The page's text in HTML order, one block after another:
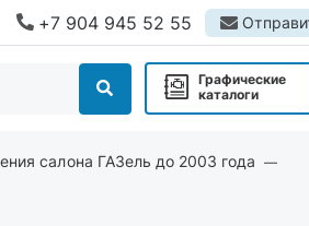
+7 904 945 52 55
Графические
каталоги
салона ГАЗель до 2003 года